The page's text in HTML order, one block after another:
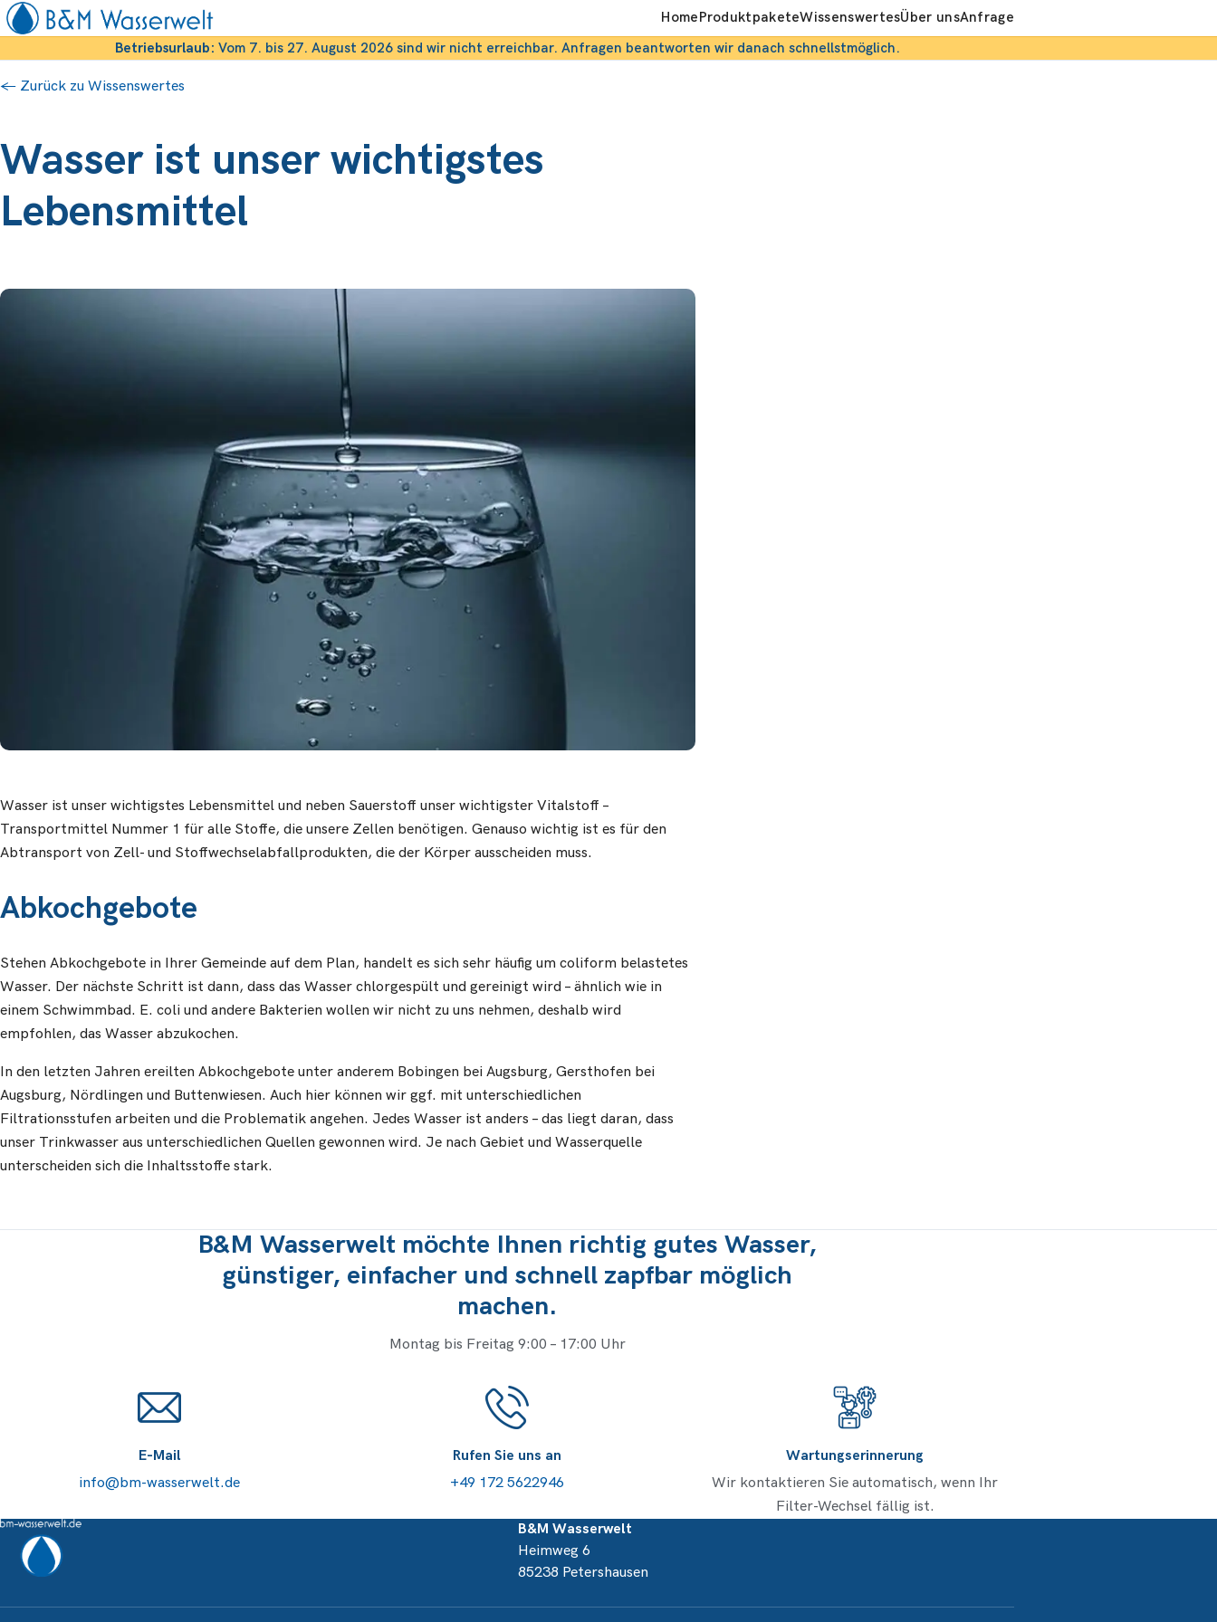
HomeProduktpaketeWissenswertesÜber unsAnfrage
Betriebsurlaub: Vom 7. bis 27. August 2026 sind wir nicht erreichbar. Anfragen beantworten wir danach schnellstmöglich.
← Zurück zu Wissenswertes
Wasser ist unser wichtigstes
Lebensmittel
Wasser ist unser wichtigstes Lebensmittel und neben Sauerstoff unser wichtigster Vitalstoff –
Transportmittel Nummer 1 für alle Stoffe, die unsere Zellen benötigen. Genauso wichtig ist es für den
Abtransport von Zell- und Stoffwechselabfallprodukten, die der Körper ausscheiden muss.
Abkochgebote
Stehen Abkochgebote in Ihrer Gemeinde auf dem Plan, handelt es sich sehr häufig um coliform belastetes
Wasser. Der nächste Schritt ist dann, dass das Wasser chlorgespült und gereinigt wird – ähnlich wie in
einem Schwimmbad. E. coli und andere Bakterien wollen wir nicht zu uns nehmen, deshalb wird
empfohlen, das Wasser abzukochen.
In den letzten Jahren ereilten Abkochgebote unter anderem Bobingen bei Augsburg, Gersthofen bei
Augsburg, Nördlingen und Buttenwiesen. Auch hier können wir ggf. mit unterschiedlichen
Filtrationsstufen arbeiten und die Problematik angehen. Jedes Wasser ist anders – das liegt daran, dass
unser Trinkwasser aus unterschiedlichen Quellen gewonnen wird. Je nach Gebiet und Wasserquelle
unterscheiden sich die Inhaltsstoffe stark.
B&M Wasserwelt möchte Ihnen richtig gutes Wasser,
günstiger, einfacher und schnell zapfbar möglich
machen.
Montag bis Freitag 9:00 – 17:00 Uhr
E-Mail
info@bm-wasserwelt.de
Rufen Sie uns an
+49 172 5622946
Wartungserinnerung
Wir kontaktieren Sie automatisch, wenn Ihr
Filter-Wechsel fällig ist.
B&M Wasserwelt
Heimweg 6
85238 Petershausen